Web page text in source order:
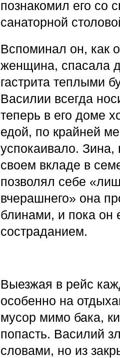
познакомил его со
санаторной
Вспоминал он, как
женщина, спасала
гастрита теплыми
Василии всегда
теперь в его доме
едой, по крайней
успокаивало.
своем вкладе в
позволял себе
вчерашнего» она
блинами, и пока он
состраданием.
Выезжая в рейс
особенно на
мусор мимо бака,
попасть. Василий
словами, но из